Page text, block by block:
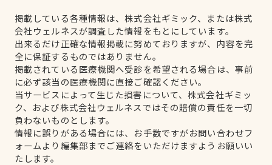
掲載している各種情報は、株式会社ギミック、または株式
会社ウェルネスが調査した情報をもとにしています。
出来るだけ正確な情報掲載に努めておりますが、内容を完
全に保証するものではありません。
掲載されている医療機関へ受診を希望される場合は、事前
に必ず該当の医療機関に直接ご確認ください。
当サービスによって生じた損害について、株式会社ギミッ
ク、および株式会社ウェルネスではその賠償の責任を一切
負わないものとします。
情報に誤りがある場合には、お手数ですがお問い合わせフ
ォームより編集部までご連絡をいただけますようお願いい
たします。